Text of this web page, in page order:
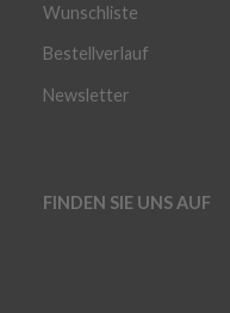
Wunschliste
Bestellverlauf
Newsletter
FINDEN SIE UNS AUF